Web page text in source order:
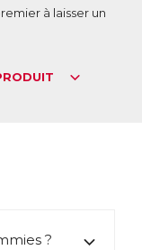
à laisser un
?